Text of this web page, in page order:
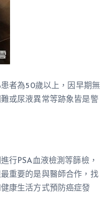
者為50歲以上，因早期無
或尿液異常等跡象皆是警
行PSA血液檢測等篩檢，
重要的是與醫師合作，找
康生活方式預防癌症發